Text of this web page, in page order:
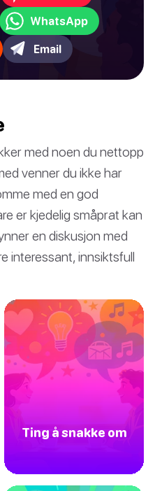
WhatsApp
Email
med noen du nettopp
venner du ikke har
med en god
er kjedelig småprat kan
en diskusjon med
interessant, innsiktsfull
Ting å snakke om